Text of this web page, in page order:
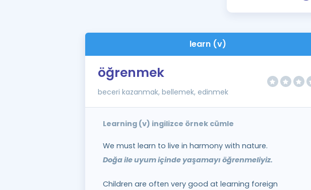
learn (v)
öğrenmek
beceri kazanmak, bellemek, edinmek
Learning (v) ingilizce örnek cümle
We must learn to live in harmony with nature.
Doğa ile uyum içinde yaşamayı öğrenmeliyiz.
Children are often very good at learning foreign